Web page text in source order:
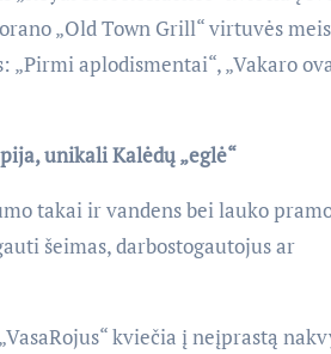
„Old Town Grill“ virtuvės
aplodismentai“, „Vakaro
unikali Kalėdų „eglė“
takai ir vandens bei lauko
šeimas, darbostogautojus ar
kviečia į neįprastą